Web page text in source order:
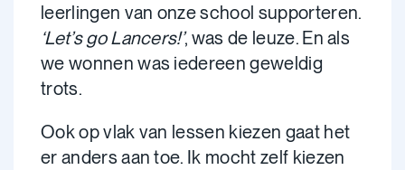
leerlingen van onze school supporteren.
‘Let’s go Lancers!’, was de leuze. En als
we wonnen was iedereen geweldig
trots.
Ook op vlak van lessen kiezen gaat het
er anders aan toe. Ik mocht zelf kiezen